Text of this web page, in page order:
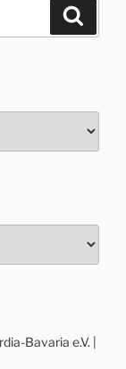
Bavaria e.V. |